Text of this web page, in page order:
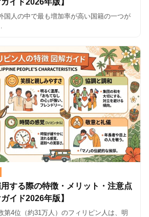
イド2026年版】
国人の中で最も増加率が高い国籍の一つが
する際の特徴・メリット・注意点
イド2026年版】
第4位（約31万人）のフィリピン人は、明